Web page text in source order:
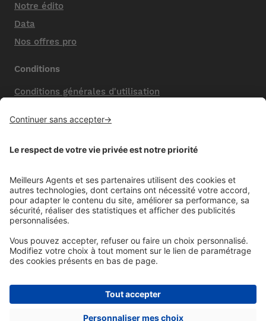
Notre édito
Data
Nos offres pro
Conditions
Conditions générales d'utilisation
Nos honoraires de vente
Politique de confidentialité
Mentions comparateur
Aide
Contactez-nous